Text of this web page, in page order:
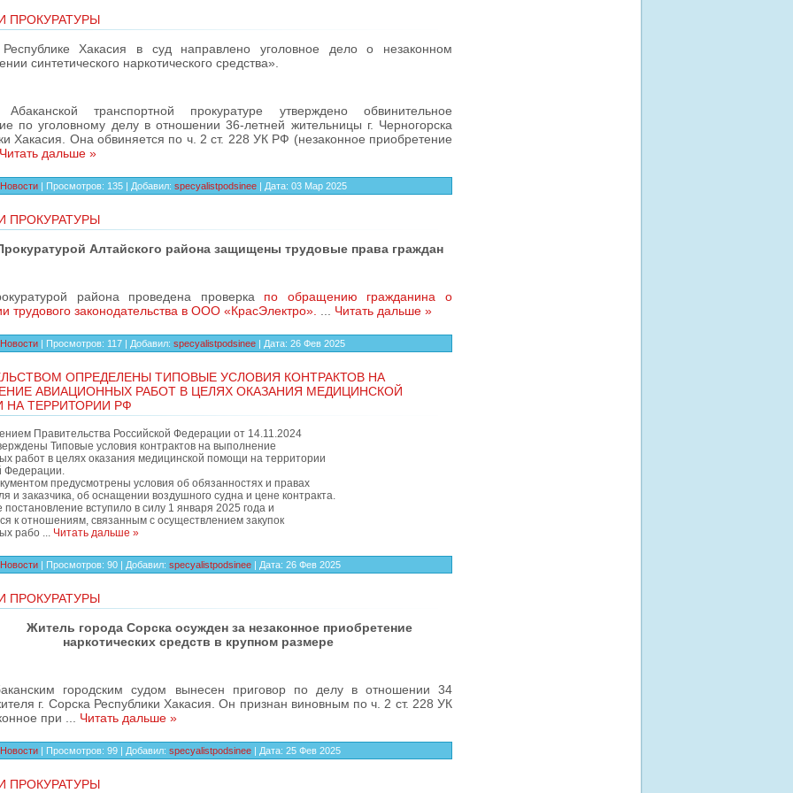
ПРОКУРАТУРЫ
Хакасия в суд направлено уголовное дело о незаконном
синтетического наркотического средства».
транспортной прокуратуре утверждено обвинительное
по уголовному делу в отношении 36-летней жительницы г. Черногорска
Хакасия. Она обвиняется по ч. 2 ст. 228 УК РФ (незаконное приобретение
Читать дальше »
Новости | Просмотров: 135 | Добавил: specyalistpodsinee | Дата: 03 Мар 2025
ПРОКУРАТУРЫ
Алтайского района защищены трудовые права граждан
района проведена проверка по обращению гражданина о
трудового законодательства в ООО «КрасЭлектро».
Читать дальше »
Новости | Просмотров: 117 | Добавил: specyalistpodsinee | Дата: 26 Фев 2025
ОПРЕДЕЛЕНЫ ТИПОВЫЕ УСЛОВИЯ КОНТРАКТОВ НА
АВИАЦИОННЫХ РАБОТ В ЦЕЛЯХ ОКАЗАНИЯ МЕДИЦИНСКОЙ
ТЕРРИТОРИИ РФ
Правительства Российской Федерации от 14.11.2024
Типовые условия контрактов на выполнение
работ в целях оказания медицинской помощи на территории
Федерации.
предусмотрены условия об обязанностях и правах
и заказчика, об оснащении воздушного судна и цене контракта.
вступило в силу 1 января 2025 года и
к отношениям, связанным с осуществлением закупок
рабо ... Читать дальше »
Новости | Просмотров: 90 | Добавил: specyalistpodsinee | Дата: 26 Фев 2025
ПРОКУРАТУРЫ
Житель города Сорска осужден за незаконное приобретение
наркотических средств в крупном размере
городским судом вынесен приговор по делу в отношении 34
г. Сорска Республики Хакасия. Он признан виновным по ч. 2 ст. 228 УК
при
Читать дальше »
Новости | Просмотров: 99 | Добавил: specyalistpodsinee | Дата: 25 Фев 2025
ПРОКУРАТУРЫ